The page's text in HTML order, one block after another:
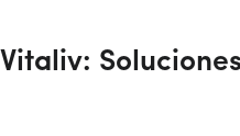
Vitaliv: